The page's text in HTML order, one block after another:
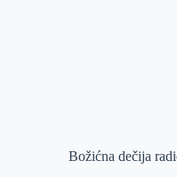
Božićna dečija